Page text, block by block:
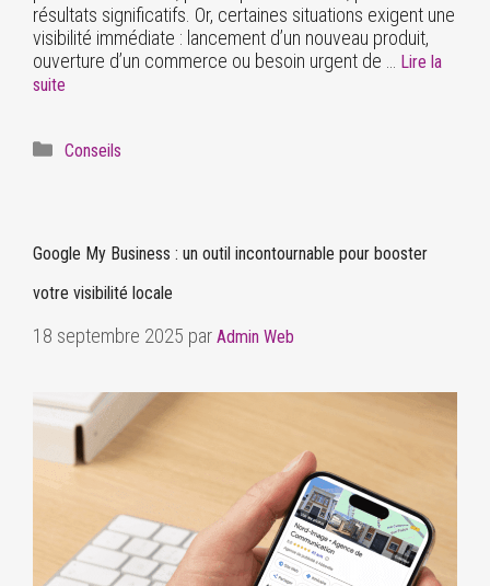
résultats significatifs. Or, certaines situations exigent une
visibilité immédiate : lancement d’un nouveau produit,
ouverture d’un commerce ou besoin urgent de …
Lire la
suite
Conseils
Google My Business : un outil incontournable pour booster
votre visibilité locale
18 septembre 2025 par Admin Web